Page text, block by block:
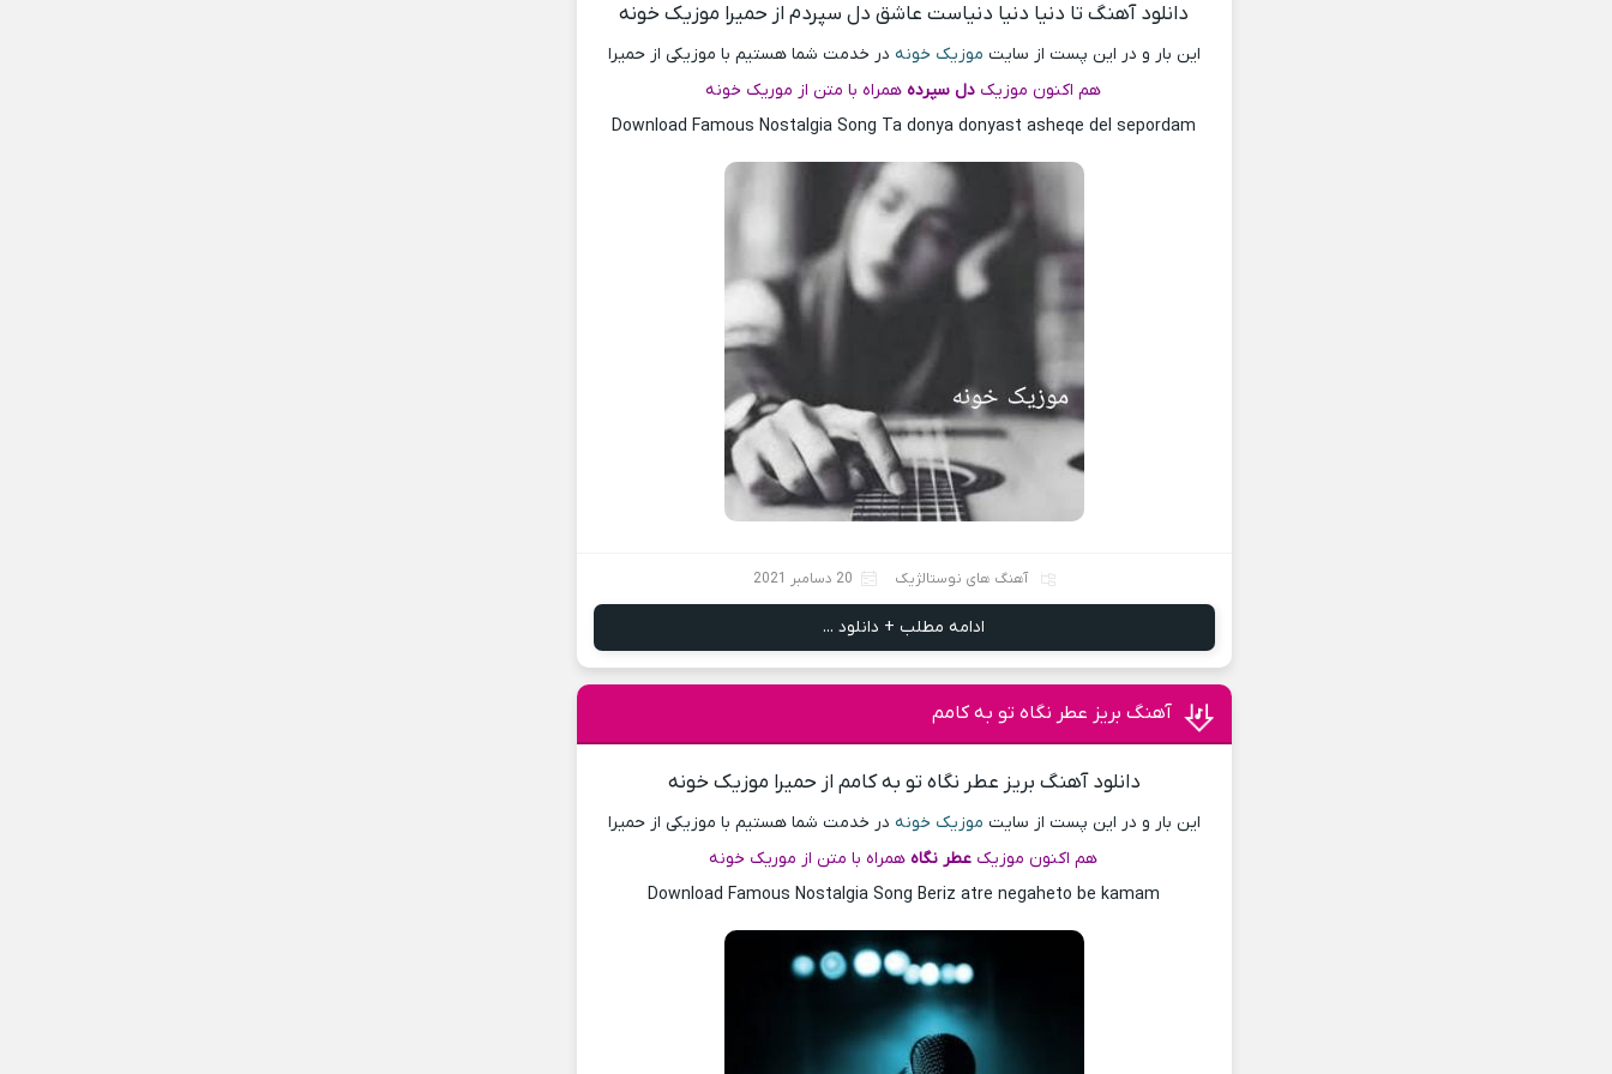
دانلود آهنگ تا دنیا دنیا دنیاست عاشق دل سپردم از حمیرا موزیک خونه
این بار و در این پست از سایت موزیک خونه در خدمت شما هستیم با موزیکی از حمیرا
هم اکنون موزیک دل سپردههمراه با متن از موریک خونه
Download Famous Nostalgia Song Ta donya donyast asheqe del sepordam
آهنگ های نوستالژیک 20 دسامبر 2021
ادامه مطلب + دانلود ...
آهنگ بریز عطر نگاه تو به کامم
دانلود آهنگ بریز عطر نگاه تو به کامم از حمیرا موزیک خونه
این بار و در این پست از سایت موزیک خونه در خدمت شما هستیم با موزیکی از حمیرا
هم اکنون موزیک عطر نگاه همراه با متن از موریک خونه
Download Famous Nostalgia Song Beriz atre negaheto be kamam